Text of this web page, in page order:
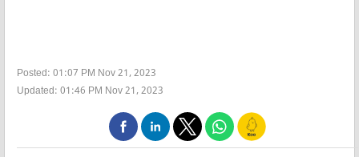
Posted: 01:07 PM Nov 21, 2023
Updated: 01:46 PM Nov 21, 2023